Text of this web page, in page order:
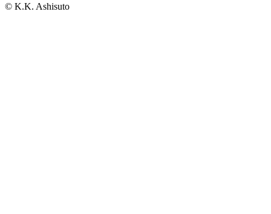
© K.K. Ashisuto